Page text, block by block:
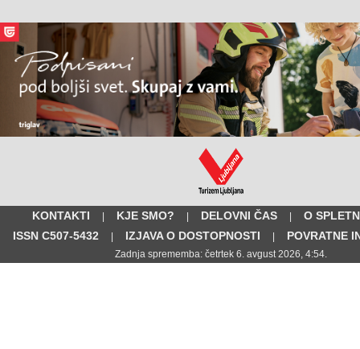
KONTAKTI | KJE SMO? | DELOVNI ČAS |
O
ISSN C507-5432
| IZJAVA O DOSTOPNOSTI | POVRATNE
Zadnja sprememba: četrtek 6. avgust 2026, 4:54.